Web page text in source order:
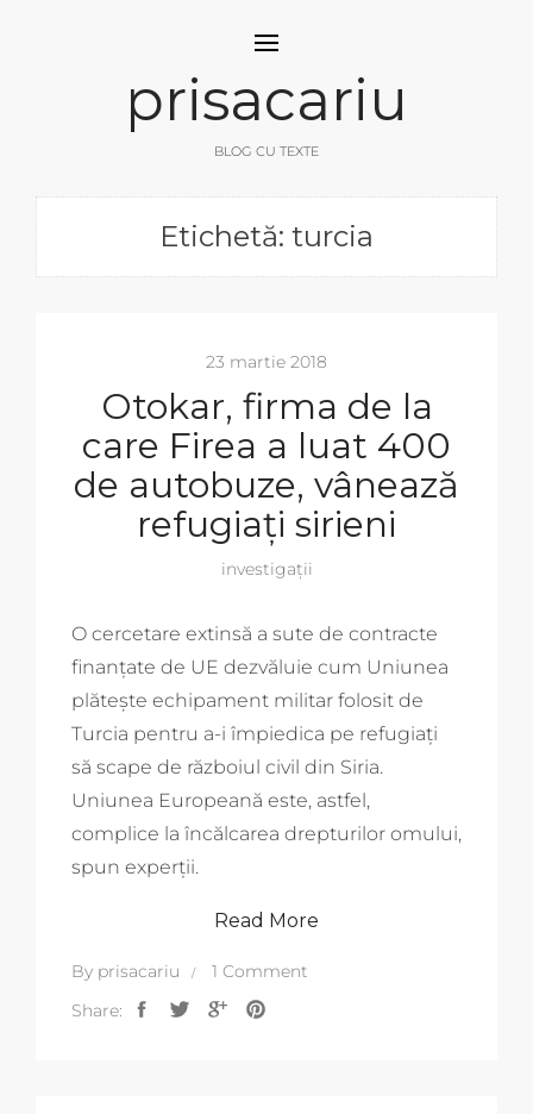
prisacariu
BLOG CU TEXTE
Etichetă: turcia
23 martie 2018
Otokar, firma de la
care Firea a luat 400
de autobuze, vânează
refugiați sirieni
investigații
O cercetare extinsă a sute de contracte
finanțate de UE dezvăluie cum Uniunea
plătește echipament militar folosit de
Turcia pentru a-i împiedica pe refugiați
să scape de războiul civil din Siria.
Uniunea Europeană este, astfel,
complice la încălcarea drepturilor omului,
spun experții.
Read More
By prisacariu
1 Comment
Share: